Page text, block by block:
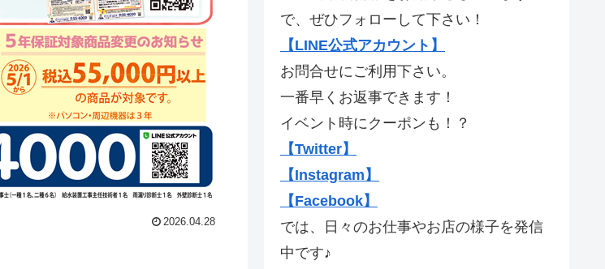
2026.04.28
で、ぜひフォローして下さい！
【LINE公式アカウント】
お問合せにご利用下さい。
一番早くお返事できます！
イベント時にクーポンも！？
【Twitter】
【Instagram】
【Facebook】
では、日々のお仕事やお店の様子を発信
中です♪